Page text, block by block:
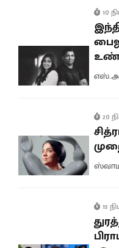
10
20
15